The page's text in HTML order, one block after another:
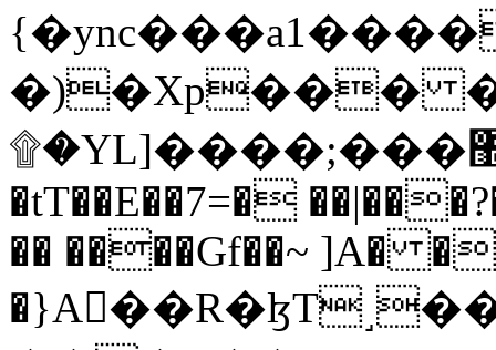
�)�Xp���
۩�YL]����;���׿�޽������+��k��o���O�Zt�6�[a��v_r;�b�f���==
�tT��E��7=�
�� ����Gf��~ ]A�